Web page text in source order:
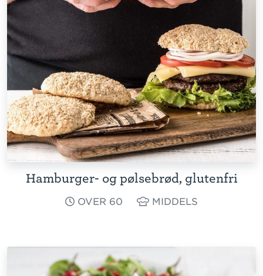
Hamburger- og pølsebrød, glutenfri
OVER 60 MIDDELS